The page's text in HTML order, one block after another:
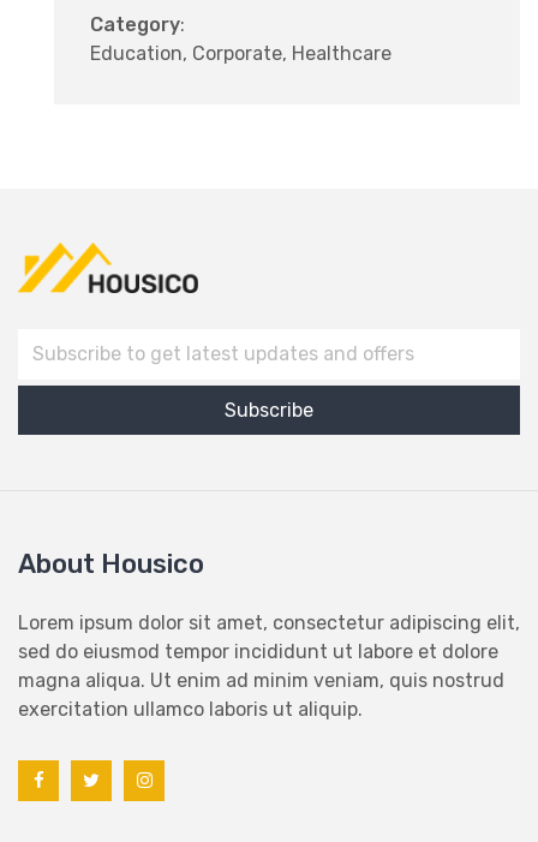
Category:
Education, Corporate, Healthcare
About Housico
Lorem ipsum dolor sit amet, consectetur adipiscing elit,
sed do eiusmod tempor incididunt ut labore et dolore
magna aliqua. Ut enim ad minim veniam, quis nostrud
exercitation ullamco laboris ut aliquip.